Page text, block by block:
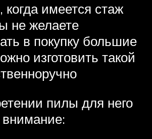
когда имеется стаж
не желаете
в покупку большие
изготовить такой
пилы для него